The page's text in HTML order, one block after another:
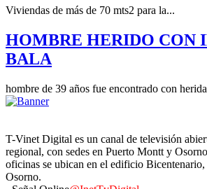
Viviendas de más de 70 mts2 para la...
HOMBRE HERIDO CON
BALA
hombre de 39 años fue encontrado con
T-Vinet Digital es un canal de televisión
regional, con sedes en Puerto Montt y
oficinas se ubican en el edificio
Osorno.